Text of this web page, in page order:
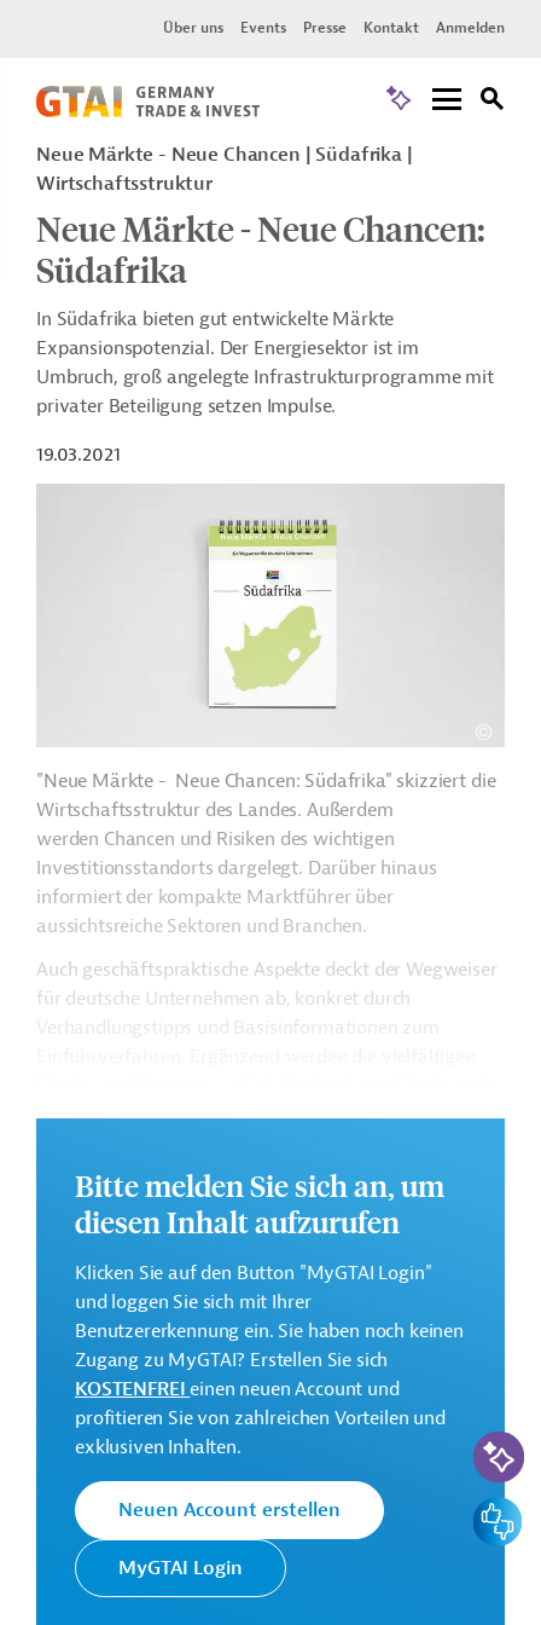
Über uns Events Presse Kontakt Anmelden
Neue Märkte - Neue Chancen
Südafrika
Wirtschaftsstruktur
Neue Märkte - Neue Chancen:
Südafrika
In Südafrika bieten gut entwickelte Märkte
Expansionspotenzial. Der Energiesektor ist im
Umbruch, groß angelegte Infrastrukturprogramme mit
privater Beteiligung setzen Impulse.
19.03.2021
"Neue Märkte - Neue Chancen: Südafrika" skizziert die
Wirtschaftsstruktur des Landes. Außerdem
werden Chancen und Risiken des wichtigen
Investitionsstandorts dargelegt. Darüber hinaus
informiert der kompakte Marktführer über
aussichtsreiche Sektoren und Branchen.
Auch geschäftspraktische Aspekte deckt der Wegweiser
für deutsche Unternehmen ab, konkret durch
Verhandlungstipps und Basisinformationen zum
Südafrika vorgestellt und Kontaktadressen aufgelistet.
Deutschen Gesellschaft für Internationale
Zusammenarbeit, der Deutschen Industrie- und
Germany Trade & Invest.
Bitte melden Sie sich an, um
diesen Inhalt aufzurufen
Klicken Sie auf den Button "MyGTAI Login"
und loggen Sie sich mit Ihrer
Benutzererkennung ein. Sie haben noch keinen
Zugang zu MyGTAI? Erstellen Sie sich
KOSTENFREIeinen neuen Account und
profitieren Sie von zahlreichen Vorteilen und
exklusiven Inhalten.
Neuen Account erstellen
MyGTAI Login
KI-